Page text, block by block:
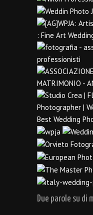
Due parole su di